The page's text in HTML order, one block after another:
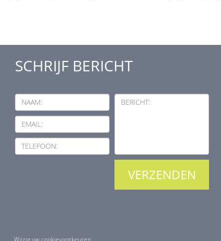
SCHRIJF BERICHT
NAAM:
EMAIL:
TELEFOON:
BERICHT:
Wijzig uw cookievoorkeuren